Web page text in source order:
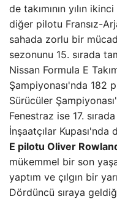
de takımının yılın
diğer pilotu Fransız-
sahada zorlu bir
sezonunu 15. sırada
Nissan Formula E
Şampiyonası'nda 182
Sürücüler
Fenestraz ise 17.
İnşaatçılar Kupası'nda
E pilotu Oliver
mükemmel bir son
yaptım ve çılgın bir
Dördüncü sıraya